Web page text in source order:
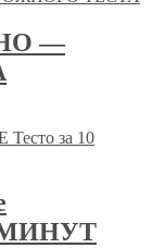
—
МИНУТ